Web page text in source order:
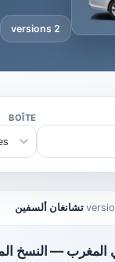
2 versions
BOÎTE
المغرب — النسخ